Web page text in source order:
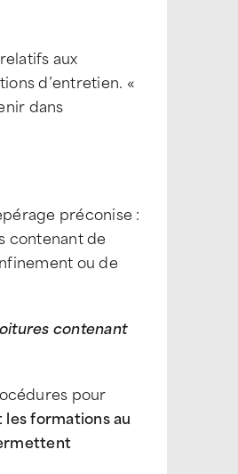
aux
d’entretien. «
dans
préconise :
contenant de
ou de
contenant
pour
formations au